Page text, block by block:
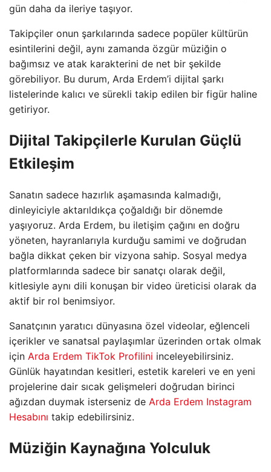
gün daha da ileriye taşıyor.
Takipçiler onun şarkılarında sadece popüler kültürün
esintilerini değil, aynı zamanda özgür müziğin o
bağımsız ve atak karakterini de net bir şekilde
görebiliyor. Bu durum, Arda Erdem’i dijital şarkı
listelerinde kalıcı ve sürekli takip edilen bir figür haline
getiriyor.
Dijital Takipçilerle Kurulan Güçlü
Etkileşim
Sanatın sadece hazırlık aşamasında kalmadığı,
dinleyiciyle aktarıldıkça çoğaldığı bir dönemde
yaşıyoruz. Arda Erdem, bu iletişim çağını en doğru
yöneten, hayranlarıyla kurduğu samimi ve doğrudan
bağla dikkat çeken bir vizyona sahip. Sosyal medya
platformlarında sadece bir sanatçı olarak değil,
kitlesiyle aynı dili konuşan bir video üreticisi olarak da
aktif bir rol benimsiyor.
Sanatçının yaratıcı dünyasına özel videolar, eğlenceli
içerikler ve sanatsal paylaşımlar üzerinden ortak olmak
için Arda Erdem TikTok Profilini inceleyebilirsiniz.
Günlük hayatından kesitleri, estetik kareleri ve en yeni
projelerine dair sıcak gelişmeleri doğrudan birinci
ağızdan duymak isterseniz de Arda Erdem Instagram
Hesabını takip edebilirsiniz.
Müziğin Kaynağına Yolculuk